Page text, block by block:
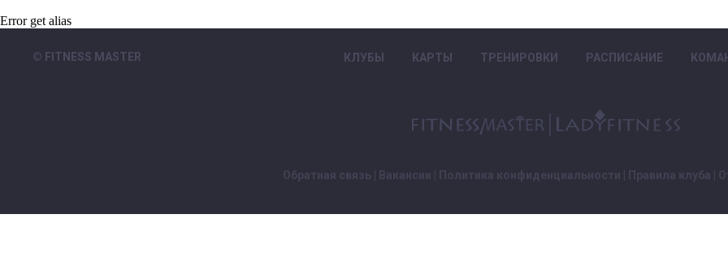
Error get alias
© FITNESS MASTER КЛУБЫ КАРТЫ ТРЕНИРОВКИ РАСПИСАНИЕ
Обратная связь Вакансии Политика конфиденциальности Правила клуба